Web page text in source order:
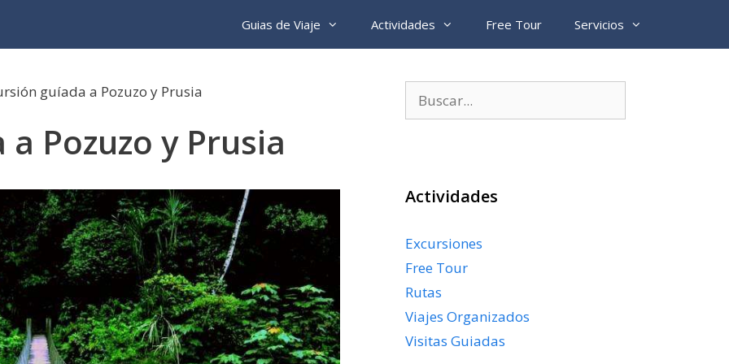
Guias de Viaje Actividades Free Tour Servicios
guíada a Pozuzo y Prusia
Pozuzo y Prusia
Actividades
Excursiones
Free Tour
Rutas
Viajes Organizados
Visitas Guiadas